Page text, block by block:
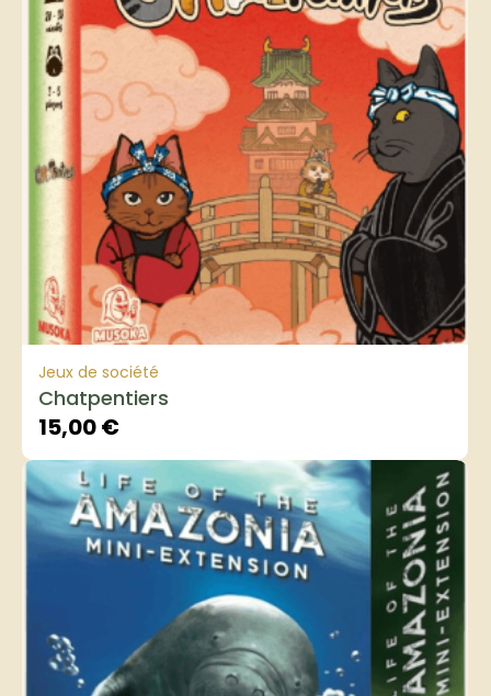
Jeux de société
Chatpentiers
15,00€